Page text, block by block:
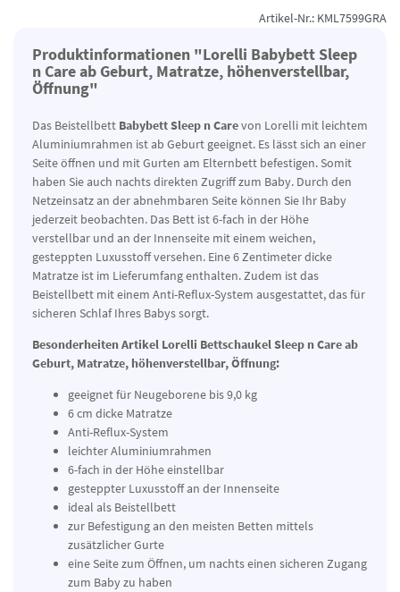
Artikel-Nr.: KML7599GRA
Produktinformationen "Lorelli Babybett Sleep
n Care ab Geburt, Matratze, höhenverstellbar,
Öffnung"
Das Beistellbett Babybett Sleep n Carevon Lorelli mit leichtem
Aluminiumrahmen ist ab Geburt geeignet. Es lässt sich an einer
Seite öffnen und mit Gurten am Elternbett befestigen. Somit
haben Sie auch nachts direkten Zugriff zum Baby. Durch den
Netzeinsatz an der abnehmbaren Seite können Sie Ihr Baby
jederzeit beobachten. Das Bett ist 6-fach in der Höhe
verstellbar und an der Innenseite mit einem weichen,
gesteppten Luxusstoff versehen. Eine 6 Zentimeter dicke
Matratze ist im Lieferumfang enthalten. Zudem ist das
Beistellbett mit einem Anti-Reflux-System ausgestattet, das für
sicheren Schlaf Ihres Babys sorgt.
Besonderheiten Artikel Lorelli Bettschaukel Sleep n Care ab
Geburt, Matratze, höhenverstellbar, Öffnung:
geeignet für Neugeborene bis 9,0 kg
6 cm dicke Matratze
Anti-Reflux-System
leichter Aluminiumrahmen
6-fach in der Höhe einstellbar
gesteppter Luxusstoff an der Innenseite
ideal als Beistellbett
zur Befestigung an den meisten Betten mittels
zusätzlicher Gurte
eine Seite zum Öffnen, um nachts einen sicheren Zugang
zum Baby zu haben